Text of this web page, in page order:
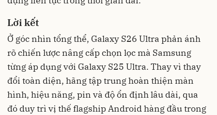
Lời kết
Ở góc nhìn tổng thể, Galaxy S26 Ultra phản ánh
rõ chiến lược nâng cấp chọn lọc mà Samsung
từng áp dụng với Galaxy S25 Ultra. Thay vì thay
đổi toàn diện, hãng tập trung hoàn thiện màn
hình, hiệu năng, pin và độ ổn định lâu dài, qua
đó duy trì vị thế flagship Android hàng đầu trong